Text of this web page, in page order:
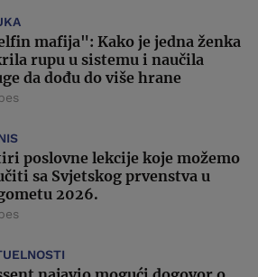
mafija": Kako je jedna ženka
rupu u sistemu i naučila
da dođu do više hrane
poslovne lekcije koje možemo
sa Svjetskog prvenstva u
2026.